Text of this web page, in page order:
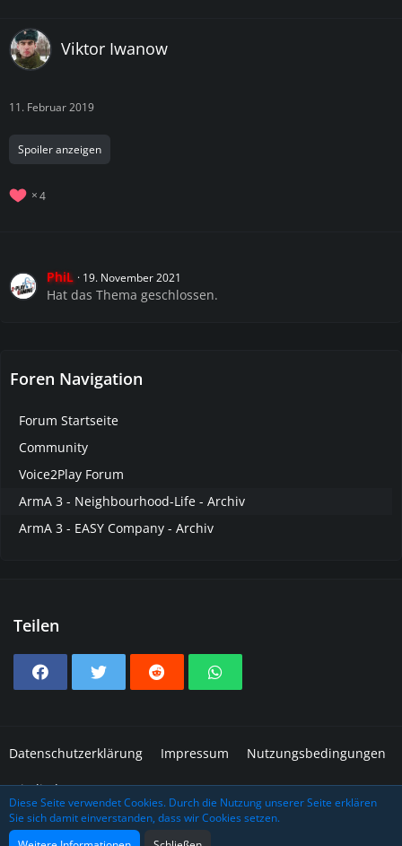
Viktor Iwanow
11. Februar 2019
Spoiler anzeigen
4
PhiL 19. November 2021
Hat das Thema geschlossen.
Foren Navigation
Forum Startseite
Community
Voice2Play Forum
ArmA 3 - Neighbourhood-Life - Archiv
ArmA 3 - EASY Company - Archiv
Teilen
Datenschutzerklärung Impressum Nutzungsbedingungen
Mitglieder
Community-Software:WoltLab Suite™
Diese Seite verwendet Cookies. Durch die Nutzung unserer Seite erklären
Sie sich damit einverstanden, dass wir Cookies setzen.